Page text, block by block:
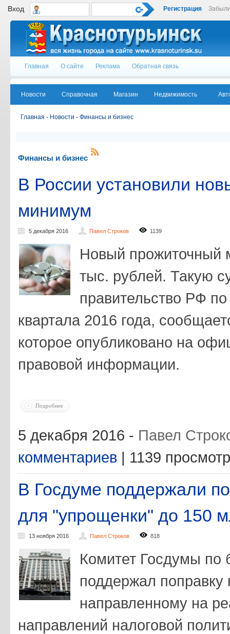
Вход Регистрация
Главная О сайте Реклама Обратная связь
Новости Справочная Магазин Недвижимость
Главная - Новости - Финансы и бизнес
Финансы и бизнес
В России установили
минимум
5 декабря 2016 Павел Строков 1139
Новый прожиточный
тыс. рублей. Такую
правительство РФ по
квартала 2016 года,
которое опубликовано на
правовой информации.
Подробнее
5 декабря 2016 - Павел
комментариев | 1139
В Госдуме поддержали
для "упрощенки" до 150
13 ноября 2016 Павел Строков 818
Комитет Госдумы по
поддержал поправку
направленному на
направлений налоговой